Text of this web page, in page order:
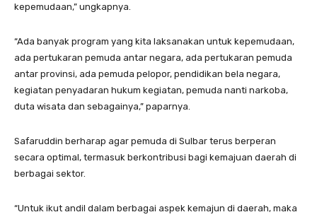
kepemudaan,” ungkapnya.
“Ada banyak program yang kita laksanakan untuk kepemudaan,
ada pertukaran pemuda antar negara, ada pertukaran pemuda
antar provinsi, ada pemuda pelopor, pendidikan bela negara,
kegiatan penyadaran hukum kegiatan, pemuda nanti narkoba,
duta wisata dan sebagainya,” paparnya.
Safaruddin berharap agar pemuda di Sulbar terus berperan
secara optimal, termasuk berkontribusi bagi kemajuan daerah di
berbagai sektor.
“Untuk ikut andil dalam berbagai aspek kemajun di daerah, maka